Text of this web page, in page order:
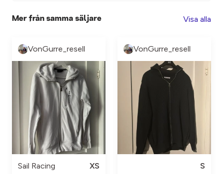
Mer från samma säljare Visa alla
VonGurre_resell
Sail Racing
XS
VonGurre_resell
S